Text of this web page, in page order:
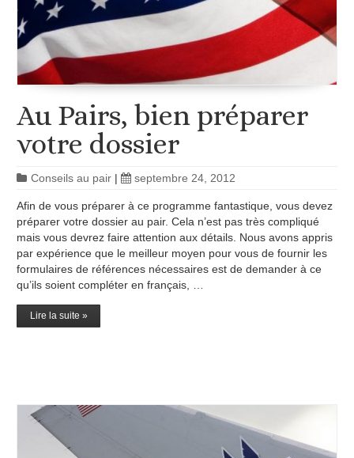
Au Pairs, bien préparer
votre dossier
Conseils au pair | septembre 24, 2012
Afin de vous préparer à ce programme fantastique, vous devez
préparer votre dossier au pair. Cela n’est pas très compliqué
mais vous devrez faire attention aux détails. Nous avons appris
par expérience que le meilleur moyen pour vous de fournir les
formulaires de références nécessaires est de demander à ce
qu’ils soient compléter en français, …
Lire la suite »